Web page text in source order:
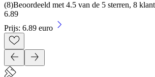
(8)Beoordeeld met 4.5 van de 5 sterren, 8
6.89
Prijs: 6.89 euro